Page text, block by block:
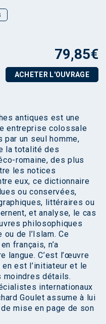
79,85€
ACHETER L'OUVRAGE
antiques est une
entreprise colossale
un seul homme,
la totalité des
romaine, des plus
les notices
eux, ce dictionnaire
ou conservées,
littéraires ou
et analyse, le cas
philosophiques
de l’Islam. Ce
français, n’a
langue. C’est l’œuvre
en est l’initiateur et le
moindres détails.
internationaux
Goulet assume à lui
mise en page de son